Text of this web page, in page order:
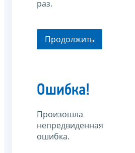
раз.
Продолжить
Ошибка!
Произошла
непредвиденная
ошибка.